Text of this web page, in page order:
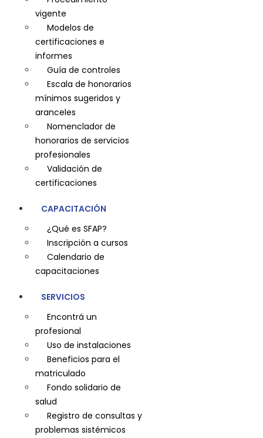
vigente
Modelos de
certificaciones e
informes
Guía de controles
Escala de honorarios
mínimos sugeridos y
aranceles
Nomenclador de
honorarios de servicios
profesionales
Validación de
certificaciones
CAPACITACIÓN
¿Qué es SFAP?
Inscripción a cursos
Calendario de
capacitaciones
SERVICIOS
Encontrá un
profesional
Uso de instalaciones
Beneficios para el
matriculado
Fondo solidario de
salud
Registro de consultas y
problemas sistémicos